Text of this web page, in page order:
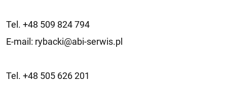
Tel. +48 509 824 794
E-mail: rybacki@abi-serwis.pl
Tel. +48 505 626 201